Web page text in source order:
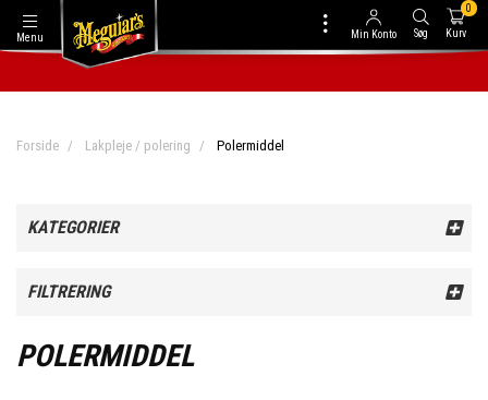
Menu Min Konto Søg Kurv
0
Forside Lakpleje / polering Polermiddel
KATEGORIER
FILTRERING
POLERMIDDEL